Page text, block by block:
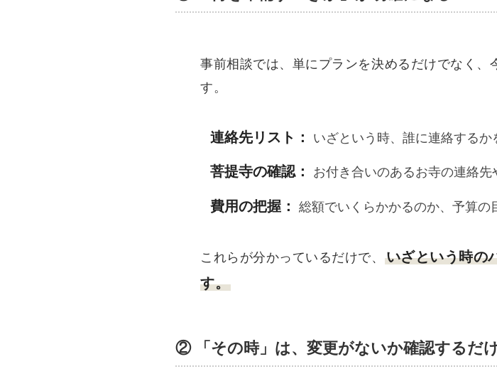
事前相談では、単にプランを決めるだけでなく、
す。
連絡先リスト： いざという時、誰に連絡するか
菩提寺の確認： お付き合いのあるお寺の連絡先
費用の把握： 総額でいくらかかるのか、予算の
これらが分かっているだけで、 いざという時の
す。
② 「その時」は、変更がないか確認するだ